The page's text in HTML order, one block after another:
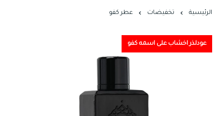
الرئيسية تخفيضات عطر كفو
عودلذر اخشاب على اسمه كفو